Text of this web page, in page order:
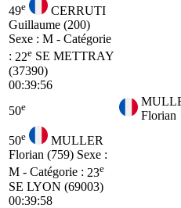
49e
CERRUTI
Guillaume (200)
Sexe : M - Catégorie
: 22e SE METTRAY
(37390)
00:39:56
50e
Florian
50e
MULLER
Florian (759) Sexe :
M - Catégorie : 23e
SE LYON (69003)
00:39:58